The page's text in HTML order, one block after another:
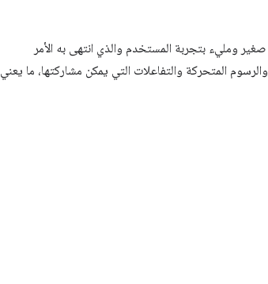
ومليء بتجربة المستخدم والذي انتهى به الأمر
المتحركة والتفاعلات التي يمكن مشاركتها، ما يعني